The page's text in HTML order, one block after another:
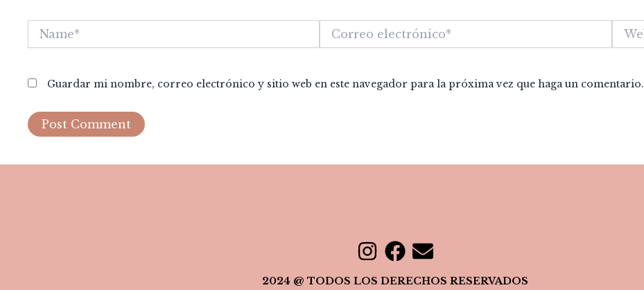
Name*
Correo
electrónico*
Web
Guardar mi nombre, correo electrónico y sitio web en este navegador para la próxima vez que haga un comentario.
I
n
F
a
E
n
2024 @ TODOS LOS DERECHOS RESERVADOS